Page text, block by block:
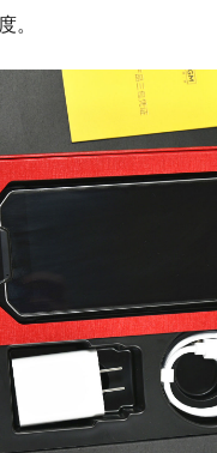
。